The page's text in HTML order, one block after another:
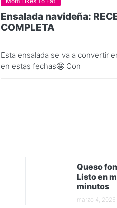
Ensalada navideña:
COMPLETA
Esta ensalada se va a convertir
en estas fechas🤩 Con
Queso
Listo en
minutos
marzo 4, 2026